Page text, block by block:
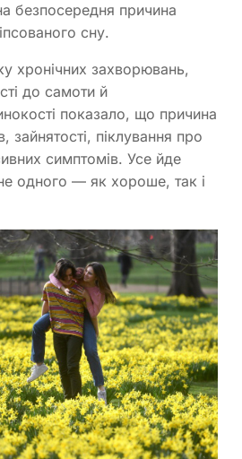
безпосередня причина
сну.
хронічних захворювань,
до самоти й
показало, що причина
зайнятості, піклування про
симптомів. Усе йде
одного — як хороше, так і